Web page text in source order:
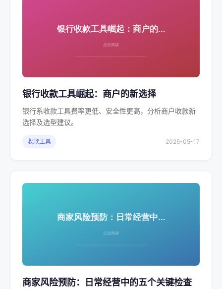
银行收款工具崛起：商户的新选择
银行系收款工具费率更低、安全性更高，分析商户收款新
选择及选型建议。
收款工具 2026-05-17
商家风险预防：日常经营中的五个关键检查